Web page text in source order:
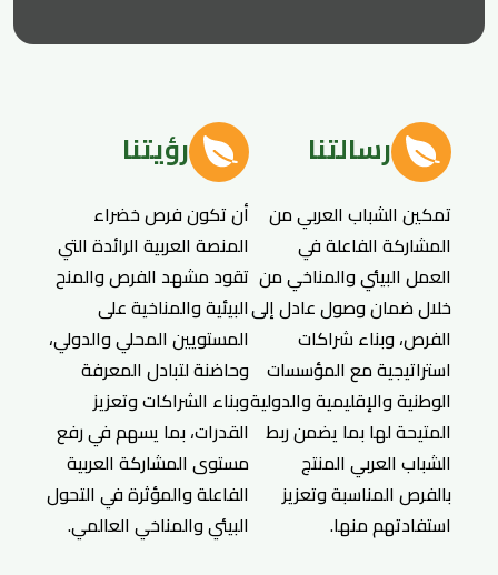
رؤيتنا
أن تكون فرص خضراء
المنصة العربية الرائدة التي
تقود مشهد الفرص والمنح
البيئية والمناخية على
المستويين المحلي والدولي،
وحاضنة لتبادل المعرفة
وبناء الشراكات وتعزيز
القدرات، بما يسهم في رفع
مستوى المشاركة العربية
الفاعلة والمؤثرة في التحول
البيئي والمناخي العالمي.
رسالتنا
تمكين الشباب العربي من
المشاركة الفاعلة في
العمل البيئي والمناخي من
خلال ضمان وصول عادل إلى
الفرص، وبناء شراكات
استراتيجية مع المؤسسات
الوطنية والإقليمية والدولية
المتيحة لها بما يضمن ربط
الشباب العربي المنتج
بالفرص المناسبة وتعزيز
استفادتهم منها.